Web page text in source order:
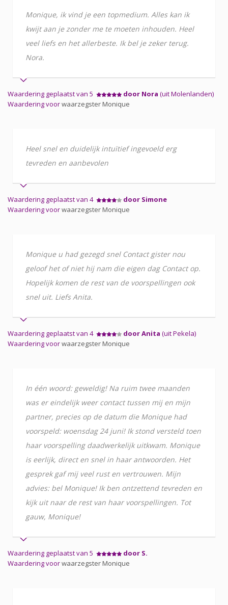
Monique, ik vind je een topmedium. Alles kan ik
kwijt aan je zonder me te moeten inhouden. Heel
veel liefs en het allerbeste. Ik bel je zeker terug.
Nora.
Waardering geplaatst van 5 door Nora (uit Molenlanden)
Waardering voorwaarzegster Monique
Heel snel en duidelijk intuïtief ingevoeld erg
tevreden en aanbevolen
Waardering geplaatst van 4
door Simone
Waardering voorwaarzegster Monique
Monique u had gezegd snel Contact gister nou
geloof het of niet hij nam die eigen dag Contact op.
Hopelijk komen de rest van de voorspellingen ook
snel uit. Liefs Anita.
Waardering geplaatst van 4 door Anita (uit Pekela)
Waardering voorwaarzegster Monique
In één woord: geweldig! Na ruim twee maanden
was er eindelijk weer contact tussen mij en mijn
partner, precies op de datum die Monique had
voorspeld: woensdag 24 juni! Ik stond versteld toen
haar voorspelling daadwerkelijk uitkwam. Monique
is eerlijk, direct en snel in haar antwoorden. Het
gesprek gaf mij veel rust en vertrouwen. Mijn
advies: bel Monique! Ik ben ontzettend tevreden en
kijk uit naar de rest van haar voorspellingen. Tot
gauw, Monique!
Waardering geplaatst van 5
door S.
Waardering voorwaarzegster Monique